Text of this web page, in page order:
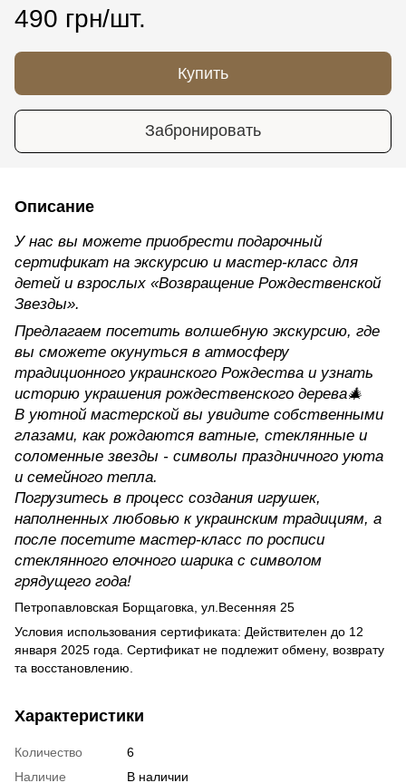
490 грн/шт.
Купить
Забронировать
Описание
У нас вы можете приобрести подарочный
сертификат на экскурсию и мастер-класс для
детей и взрослых «Возвращение Рождественской
Звезды».
Предлагаем посетить волшебную экскурсию, где
вы сможете окунуться в атмосферу
традиционного украинского Рождества и узнать
историю украшения рождественского дерева🎄
В уютной мастерской вы увидите собственными
глазами, как рождаются ватные, стеклянные и
соломенные звезды - символы праздничного уюта
и семейного тепла.
Погрузитесь в процесс создания игрушек,
наполненных любовью к украинским традициям, а
после посетите мастер-класс по росписи
стеклянного елочного шарика с символом
грядущего года!
Петропавловская Борщаговка, ул.Весенняя 25
Условия использования сертификата: Действителен до 12
января 2025 года. Сертификат не подлежит обмену, возврату
та восстановлению.
Характеристики
Количество
6
Наличие
В наличии